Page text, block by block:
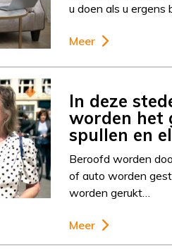
u doen als u ergens
Meer
In deze
worden het
spullen en
Beroofd worden
of auto worden
worden gerukt…
Meer